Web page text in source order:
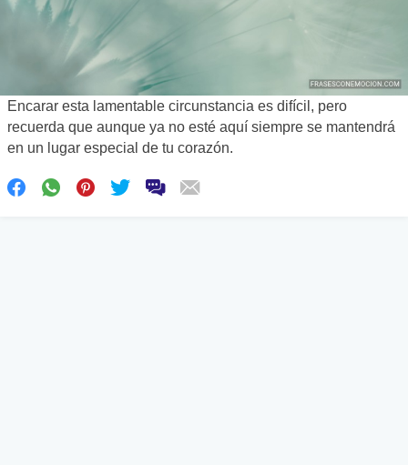
Encarar esta lamentable circunstancia es difícil, pero
recuerda que aunque ya no esté aquí siempre se mantendrá
en un lugar especial de tu corazón.